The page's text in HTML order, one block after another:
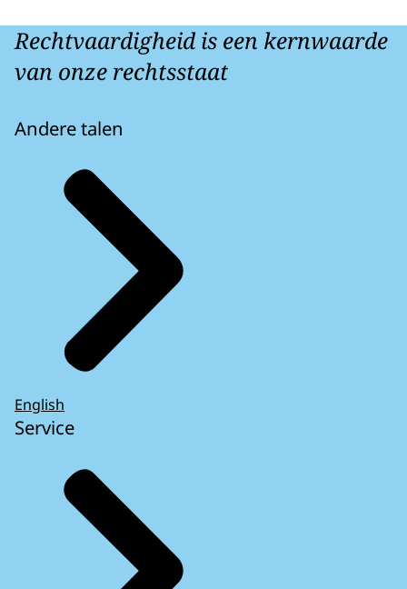
Rechtvaardigheid is een kernwaarde
van onze rechtsstaat
Andere talen
English
Service